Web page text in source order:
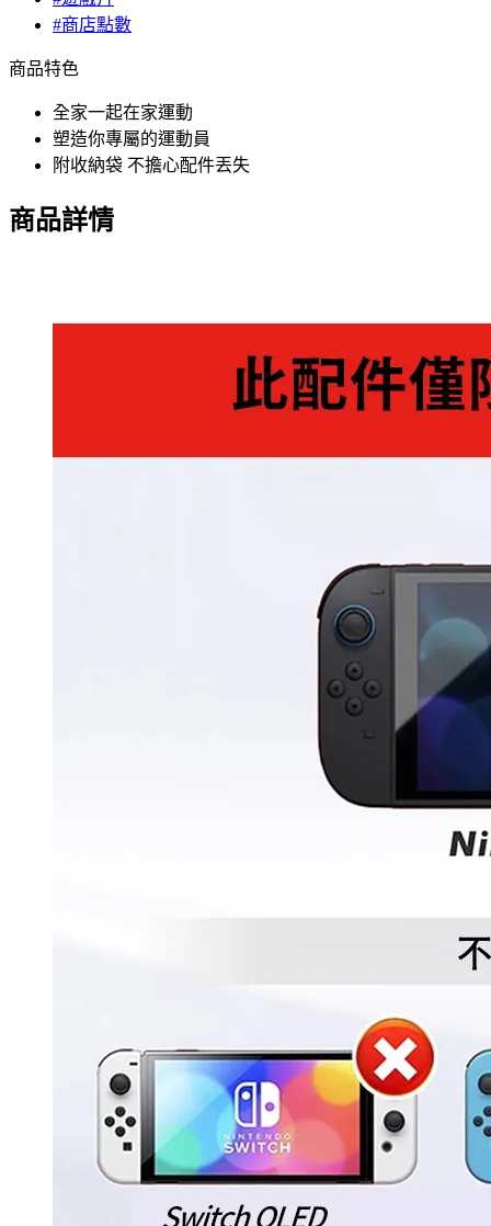
#商店點數
商品特色
全家一起在家運動
塑造你專屬的運動員
附收納袋 不擔心配件丟失
商品詳情